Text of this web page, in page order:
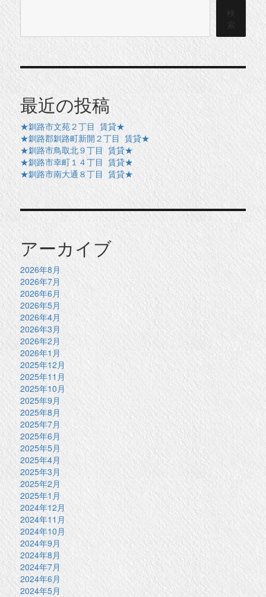
検
索
最近の投稿
★釧路市文苑２丁目 賃貸★
★釧路郡釧路町新開２丁目 賃貸★
★釧路市鳥取北９丁目 賃貸★
★釧路市幸町１４丁目 賃貸★
★釧路市南大通８丁目 賃貸★
アーカイブ
2026年8月
2026年7月
2026年6月
2026年5月
2026年4月
2026年3月
2026年2月
2026年1月
2025年12月
2025年11月
2025年10月
2025年9月
2025年8月
2025年7月
2025年6月
2025年5月
2025年4月
2025年3月
2025年2月
2025年1月
2024年12月
2024年11月
2024年10月
2024年9月
2024年8月
2024年7月
2024年6月
2024年5月